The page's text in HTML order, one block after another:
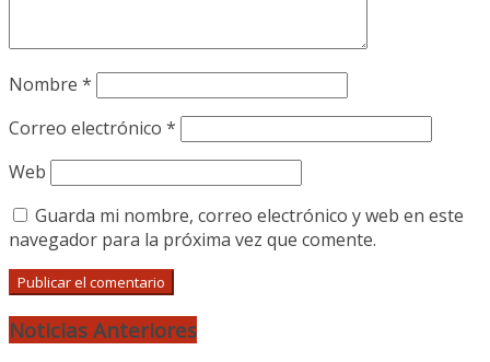
Nombre *
Correo electrónico *
Web
Guarda mi nombre, correo electrónico y web en este
navegador para la próxima vez que comente.
Noticias Anteriores